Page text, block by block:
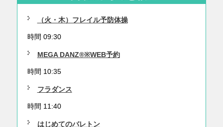
（火・木）フレイル予防体操
時間 09:30
MEGA DANZ®※WEB予約
時間 10:35
フラダンス
時間 11:40
はじめてのバレトン